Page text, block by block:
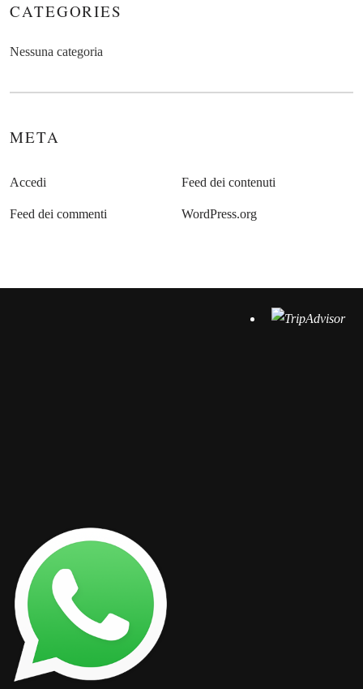
CATEGORIES
Nessuna categoria
META
Accedi Feed dei contenuti
Feed dei commenti WordPress.org